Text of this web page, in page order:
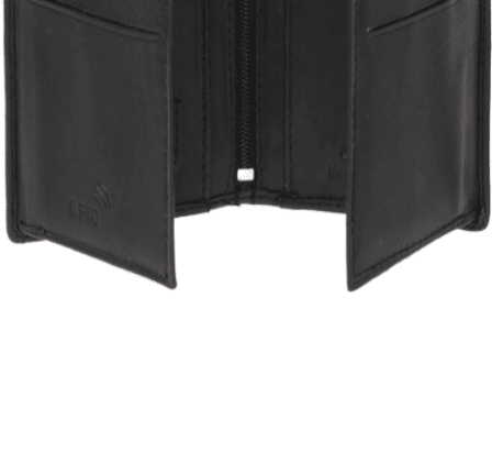
Quick View
ΑΝΔΡΙΚΑ ΠΟΡΤΟΦΟΛΙΑ
Μικρό πορτοφόλι Lavor 1-3308